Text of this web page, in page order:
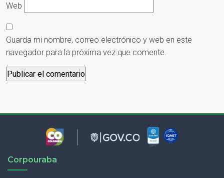
Web
Guarda mi nombre, correo electrónico y web en este
navegador para la próxima vez que comente.
Corpouraba